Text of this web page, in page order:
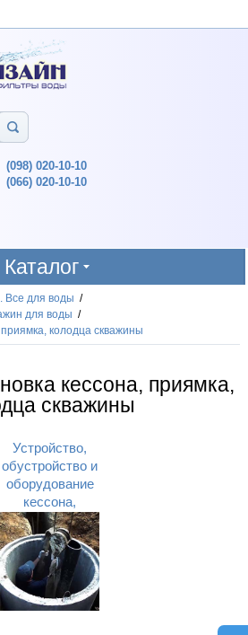
(098) 020-10-10
(066) 020-10-10
Каталог
Все для воды /
для воды /
колодца скважины
кессона, приямка,
скважины
Устройство,
обустройство и
оборудование
кессона,
приямка,
колодца
скважины